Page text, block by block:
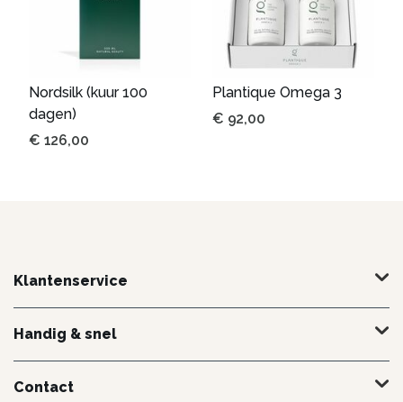
Nordsilk (kuur 100
dagen)
€ 126,00
Plantique Omega 3
€ 92,00
Klantenservice
Handig & snel
Contact